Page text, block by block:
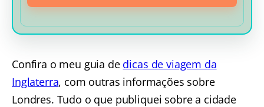
Confira o meu guia de dicas de viagem da
Inglaterra, com outras informações sobre
Londres. Tudo o que publiquei sobre a cidade